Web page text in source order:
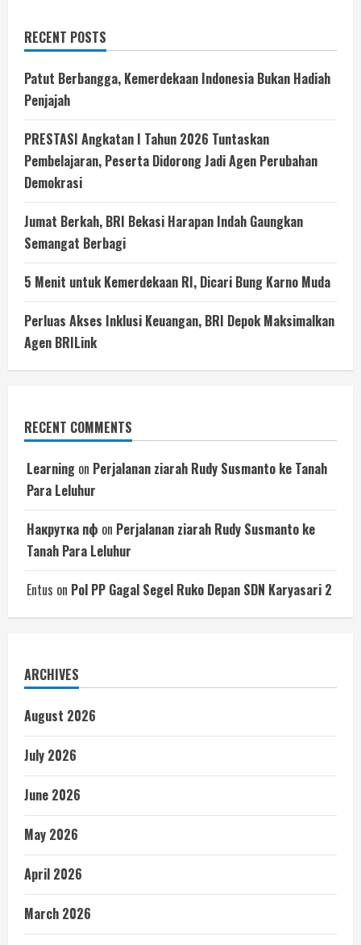
RECENT POSTS
Patut Berbangga, Kemerdekaan Indonesia Bukan Hadiah
Penjajah
PRESTASI Angkatan I Tahun 2026 Tuntaskan
Pembelajaran, Peserta Didorong Jadi Agen Perubahan
Demokrasi
Jumat Berkah, BRI Bekasi Harapan Indah Gaungkan
Semangat Berbagi
5 Menit untuk Kemerdekaan RI, Dicari Bung Karno Muda
Perluas Akses Inklusi Keuangan, BRI Depok Maksimalkan
Agen BRILink
RECENT COMMENTS
Learning on Perjalanan ziarah Rudy Susmanto ke Tanah
Para Leluhur
Накрутка пф on Perjalanan ziarah Rudy Susmanto ke
Tanah Para Leluhur
Entus on Pol PP Gagal Segel Ruko Depan SDN Karyasari 2
ARCHIVES
August 2026
July 2026
June 2026
May 2026
April 2026
March 2026